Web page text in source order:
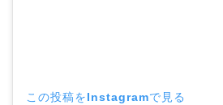
この投稿をInstagramで見る